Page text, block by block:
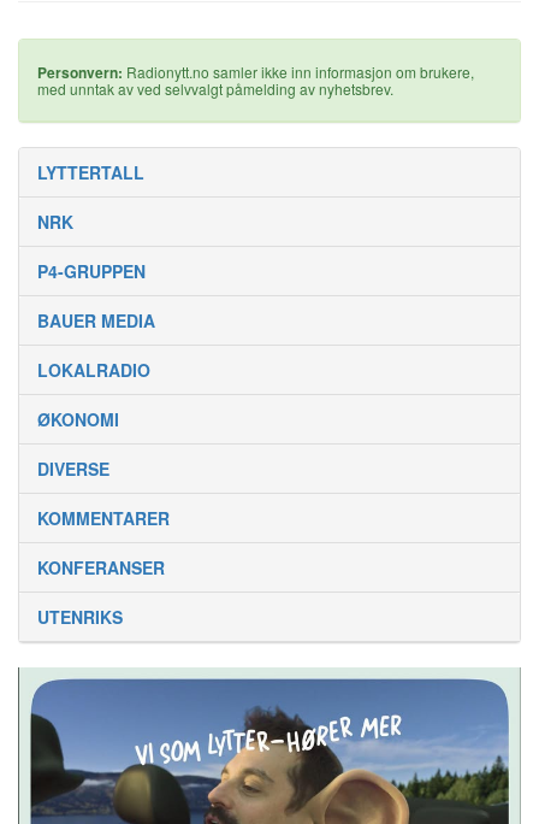
Personvern: Radionytt.no samler ikke inn informasjon om brukere,
med unntak av ved selvvalgt påmelding av nyhetsbrev.
LYTTERTALL
NRK
P4-GRUPPEN
BAUER MEDIA
LOKALRADIO
ØKONOMI
DIVERSE
KOMMENTARER
KONFERANSER
UTENRIKS